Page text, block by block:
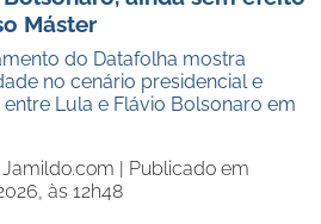
Máster
do Datafolha mostra
no cenário presidencial e
Lula e Flávio Bolsonaro em
| Publicado em
às 12h48